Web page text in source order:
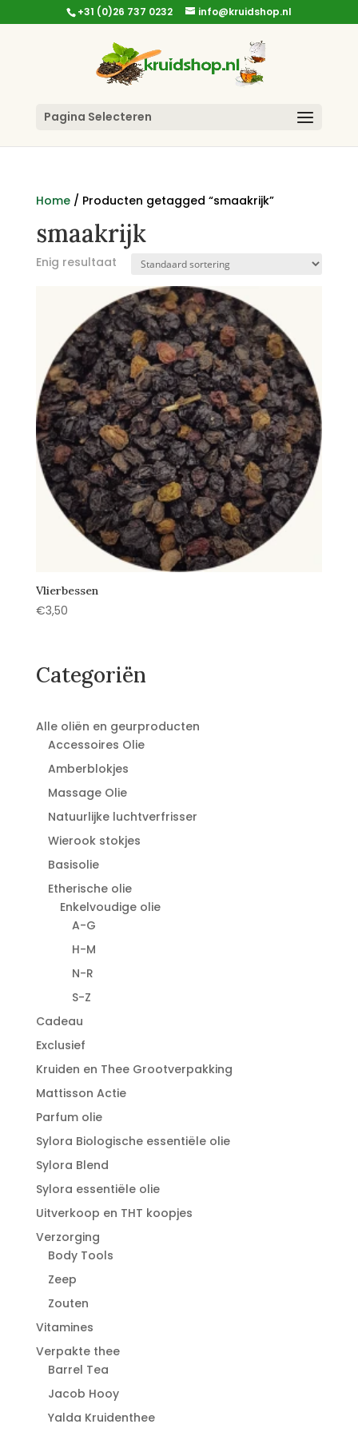
+31 (0)26 737 0232 info@kruidshop.nl
Pagina Selecteren
Home/ Producten getagged “smaakrijk”
smaakrijk
Enig resultaat
Vlierbessen
€3,50
Categoriën
Alle oliën en geurproducten
Accessoires Olie
Amberblokjes
Massage Olie
Natuurlijke luchtverfrisser
Wierook stokjes
Basisolie
Etherische olie
Enkelvoudige olie
A-G
H-M
N-R
S-Z
Cadeau
Exclusief
Kruiden en Thee Grootverpakking
Mattisson Actie
Parfum olie
Sylora Biologische essentiële olie
Sylora Blend
Sylora essentiële olie
Uitverkoop en THT koopjes
Verzorging
Body Tools
Zeep
Zouten
Vitamines
Verpakte thee
Barrel Tea
Jacob Hooy
Yalda Kruidenthee